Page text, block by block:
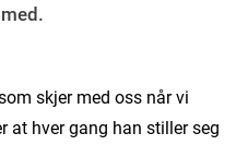
skjer med oss når vi
at hver gang han stiller seg